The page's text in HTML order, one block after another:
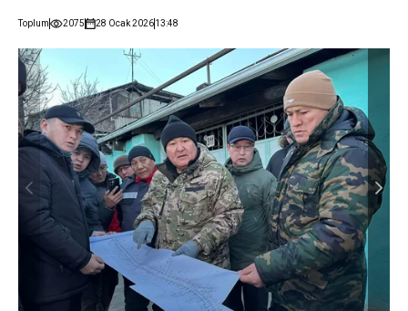
Toplum 2075 28 Ocak 202613:48